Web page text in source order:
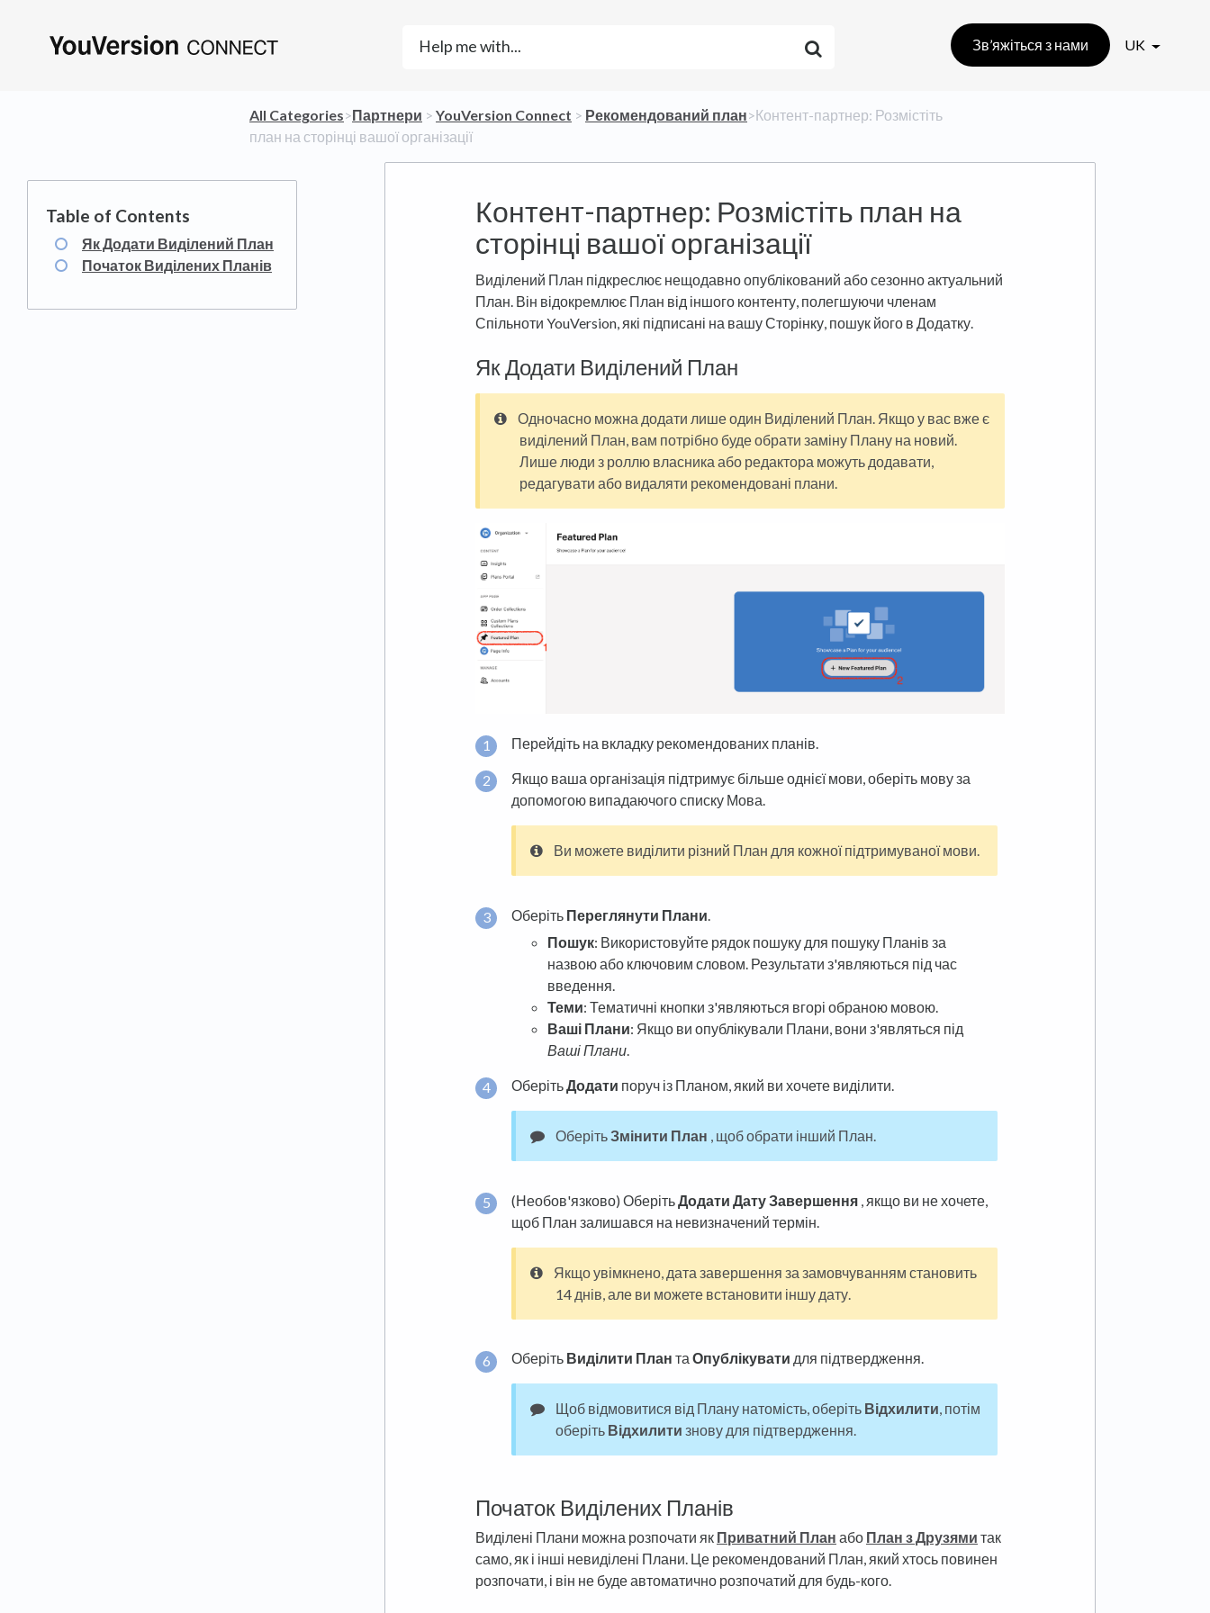
Зв’яжіться з нами UK
All Categories​>​​Партнери ​ > ​ ​YouVersion Connect ​ > ​ ​Рекомендований план​>​ Контент-партнер: Розмістіть
план на сторінці вашої організації
Контент-партнер: Розмістіть план на
сторінці вашої організації
Як Додати Виділений План
Початок Виділених Планів
Виділений План підкреслює нещодавно опублікований або сезонно актуальний
План. Він відокремлює План від іншого контенту, полегшуючи членам
Спільноти YouVersion, які підписані на вашу Сторінку, пошук його в Додатку.
Як Додати Виділений План
Одночасно можна додати лише один Виділений План. Якщо у вас вже є
виділений План, вам потрібно буде обрати заміну Плану на новий.
Лише люди з роллю власника або редактора можуть додавати,
редагувати або видаляти рекомендовані плани.
Перейдіть на вкладку рекомендованих планів.
Якщо ваша організація підтримує більше однієї мови, оберіть мову за
допомогою випадаючого списку Мова.
Ви можете виділити різний План для кожної підтримуваної мови.
Оберіть Переглянути Плани
Пошук: Використовуйте рядок пошуку для пошуку Планів за
назвою або ключовим словом. Результати з'являються під час
введення.
Теми: Тематичні кнопки з'являються вгорі обраною мовою.
Ваші Плани: Якщо ви опублікували Плани, вони з'являться під
Ваші Плани
ОберітьДодати поруч із Планом, який ви хочете виділити.
ОберітьЗмінити План , щоб обрати інший План.
(Необов'язково) ОберітьДодати Дату Завершення , якщо ви не хочете,
щоб План залишався на невизначений термін.
Якщо увімкнено, дата завершення за замовчуванням становить
14 днів, але ви можете встановити іншу дату.
Оберіть Виділити План та Опублікувати для підтвердження.
Щоб відмовитися від Плану натомість, оберіть Відхилити, потім
оберіть Відхилити знову для підтвердження.
Початок Виділених Планів
Виділені Плани можна розпочати як Приватний План або План з Друзями так
само, як і інші невиділені Плани. Це рекомендований План, який хтось повинен
розпочати, і він не буде автоматично розпочатий для будь-кого.